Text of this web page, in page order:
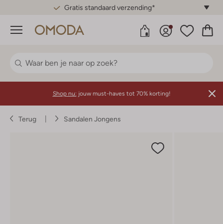
Gratis standaard verzending*
Menu
Shop nu: jouw must-haves tot 70% korting!
Terug Sandalen Jongens